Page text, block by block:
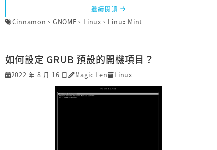
繼續閱讀
Cinnamon 、 GNOME 、 Linux 、 Linux Mint
如何設定 GRUB 預設的開機項目？
2022 年 8 月 16 日 Magic Len Linux